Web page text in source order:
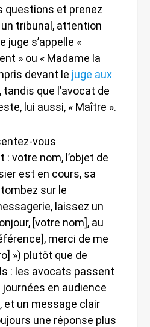
questions et prenez
tribunal, attention
juge s’appelle «
» ou « Madame la
devant le juge aux
, tandis que l’avocat de
lui aussi, « Maître ».
vous
votre nom, l’objet de
est en cours, sa
sur le
laissez un
[votre nom], au
merci de me
») plutôt que de
: les avocats passent
journées en audience
et un message clair
une réponse plus